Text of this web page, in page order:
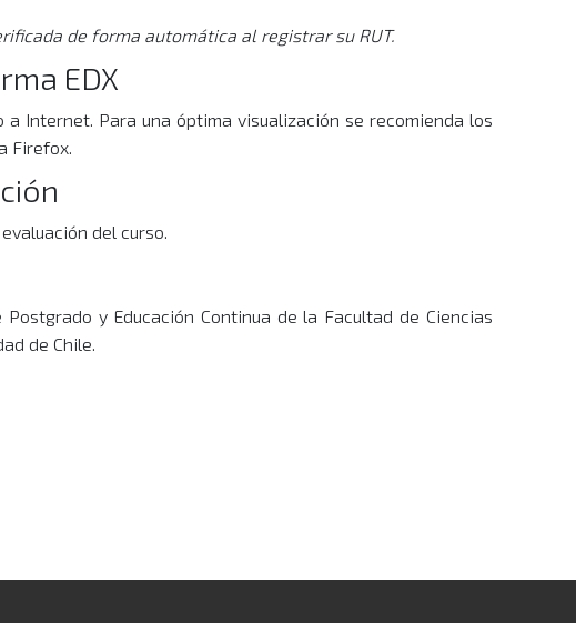
de forma automática al registrar su RUT.
EDX
a Internet. Para una óptima visualización se recomienda los
Firefox.
del curso.
y Educación Continua de la Facultad de Ciencias
de Chile.